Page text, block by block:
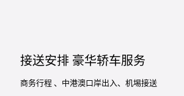
接送安排 豪华轿车服务
商务行程 、中港澳口岸出入、机埸接送